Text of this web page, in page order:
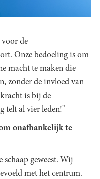
de
Onze bedoeling is om
macht te maken die
zonder de invloed van
is bij de
telt al vier leden!"
onafhankelijk te
schaap geweest. Wij
met het centrum.